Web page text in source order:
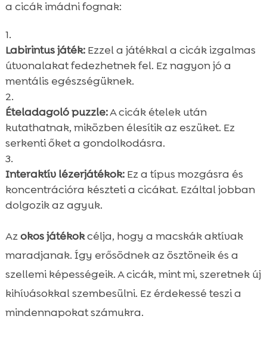
a cicák imádni fognak:
Labirintus játék:Ezzel a játékkal a cicák izgalmas
útvonalakat fedezhetnek fel. Ez nagyon jó a
mentális egészségüknek.
Ételadagoló puzzle:A cicák ételek után
kutathatnak, miközben élesítik az eszüket. Ez
serkenti őket a gondolkodásra.
Interaktív lézerjátékok:Ez a típus mozgásra és
koncentrációra készteti a cicákat. Ezáltal jobban
dolgozik az agyuk.
Azokos játékokcélja, hogy a macskák aktívak
maradjanak. Így erősödnek az ösztöneik és a
szellemi képességeik. A cicák, mint mi, szeretnek új
kihívásokkal szembesülni. Ez érdekessé teszi a
mindennapokat számukra.